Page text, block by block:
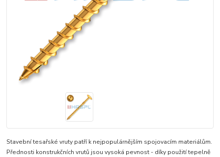
Stavební tesařské vruty patří k nejpopulárnějším spojovacím materiálům.
Přednosti konstrukčních vrutů jsou vysoká pevnost - díky použití tepelně